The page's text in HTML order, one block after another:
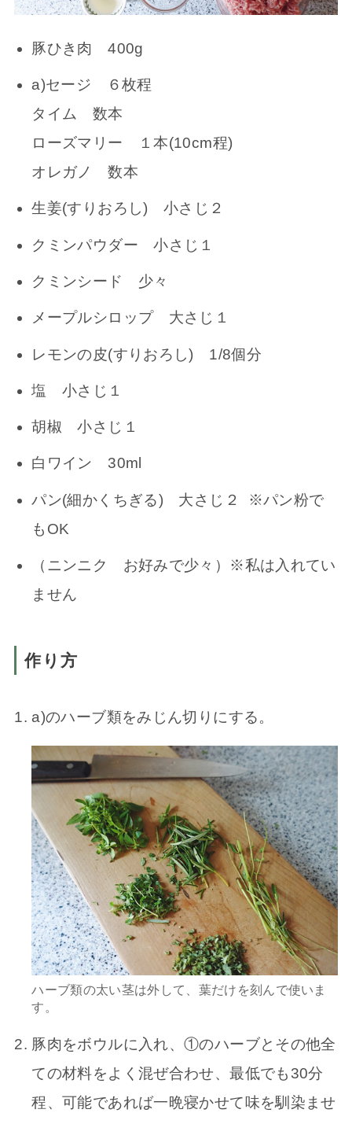
豚ひき肉 400g
a)セージ ６枚程
タイム 数本
ローズマリー １本(10cm程)
オレガノ 数本
生姜(すりおろし) 小さじ２
クミンパウダー 小さじ１
クミンシード 少々
メープルシロップ 大さじ１
レモンの皮(すりおろし) 1/8個分
塩 小さじ１
胡椒 小さじ１
白ワイン 30ml
パン(細かくちぎる) 大さじ２ ※パン粉で
もOK
（ニンニク お好みで少々）※私は入れてい
ません
作り方
a)のハーブ類をみじん切りにする。
ハーブ類の太い茎は外して、葉だけを刻んで使いま
す。
豚肉をボウルに入れ、①のハーブとその他全
ての材料をよく混ぜ合わせ、最低でも30分
程、可能であれば一晩寝かせて味を馴染ませ